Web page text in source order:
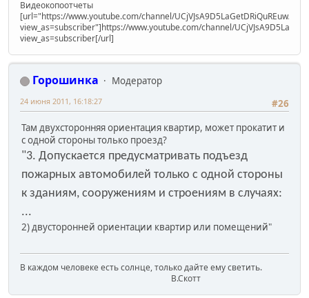
Видеокопоотчеты
[url="https://www.youtube.com/channel/UCjVJsA9D5LaGetDRiQuREuw/
view_as=subscriber"]https://www.youtube.com/channel/
view_as=subscriber[/url]
Горошинка
Модератор
#26
24 июня 2011, 16:18:27
Там двухсторонняя ориентация квартир, может прокатит и
с одной стороны только проезд?
"3. Допускается предусматривать подъезд
пожарных автомобилей только с одной стороны
к зданиям, сооружениям и строениям в случаях:
...
2) двусторонней ориентации квартир или помещений"
В каждом человеке есть солнце, только дайте ему светить.
В.Скотт